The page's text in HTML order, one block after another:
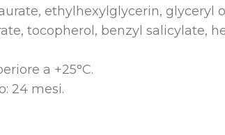
ethylhexylglycerin, glyceryl
tocopherol, benzyl salicylate,
a +25°C.
24 mesi.